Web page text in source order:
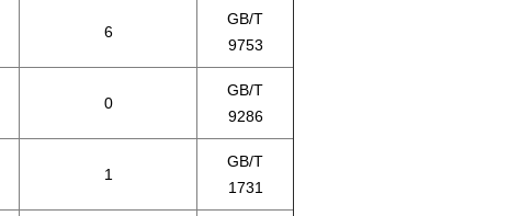
6
GB/T
9753
0
GB/T
9286
1
GB/T
1731